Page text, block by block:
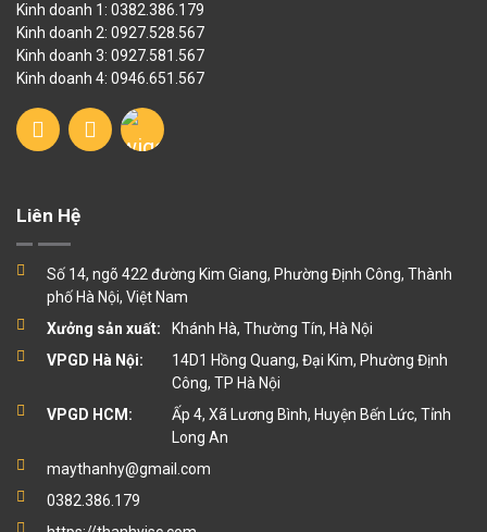
Kinh doanh 1: 0382.386.179
Kinh doanh 2: 0927.528.567
Kinh doanh 3: 0927.581.567
Kinh doanh 4: 0946.651.567
Liên Hệ
Số 14, ngõ 422 đường Kim Giang, Phường Định Công, Thành
phố Hà Nội, Việt Nam
Xưởng sản xuất:
Khánh Hà, Thường Tín, Hà Nội
VPGD Hà Nội:
14D1 Hồng Quang, Đại Kim, Phường Định
Công, TP Hà Nội
VPGD HCM:
Ấp 4, Xã Lương Bình, Huyện Bến Lức, Tỉnh
Long An
maythanhy@gmail.com
0382.386.179